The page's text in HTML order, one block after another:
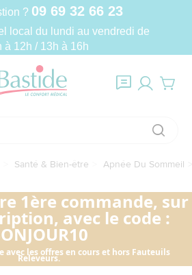
? 09 69 32 66 23
local du lundi au vendredi de
à 12h / 13h à 16h
Santé & Bien-être Apnée Du Sommeil
1ère commande, sur
avec le code :
les offres en cours et hors Fauteuils
Releveurs.